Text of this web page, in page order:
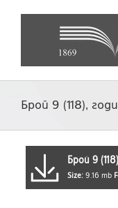
Брой 9 (118),
Брой 9
Size: 9.16 mb